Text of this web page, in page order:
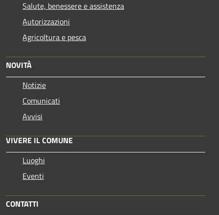
Salute, benessere e assistenza
Autorizzazioni
Agricoltura e pesca
NOVITÀ
Notizie
Comunicati
Avvisi
VIVERE IL COMUNE
Luoghi
Eventi
CONTATTI